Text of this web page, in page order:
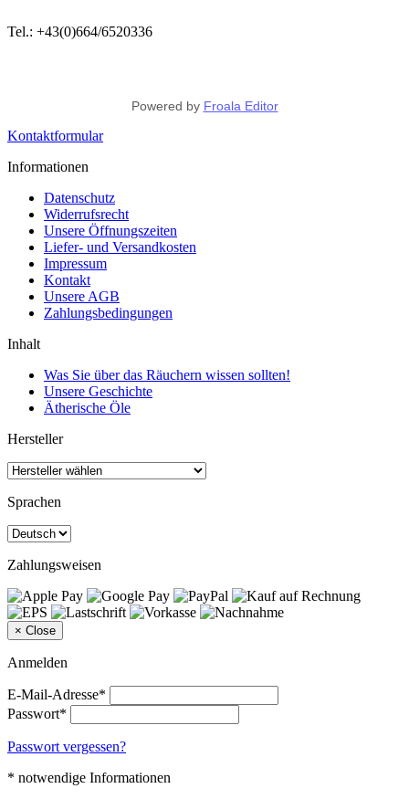
Tel.: +43(0)664/6520336
Powered by Froala Editor
Kontaktformular
Informationen
Datenschutz
Widerrufsrecht
Unsere Öffnungszeiten
Liefer- und Versandkosten
Impressum
Kontakt
Unsere AGB
Zahlungsbedingungen
Inhalt
Was Sie über das Räuchern wissen sollten!
Unsere Geschichte
Ätherische Öle
Hersteller
Sprachen
Zahlungsweisen
× Close
Anmelden
E-Mail-Adresse*
Passwort*
Passwort vergessen?
* notwendige Informationen